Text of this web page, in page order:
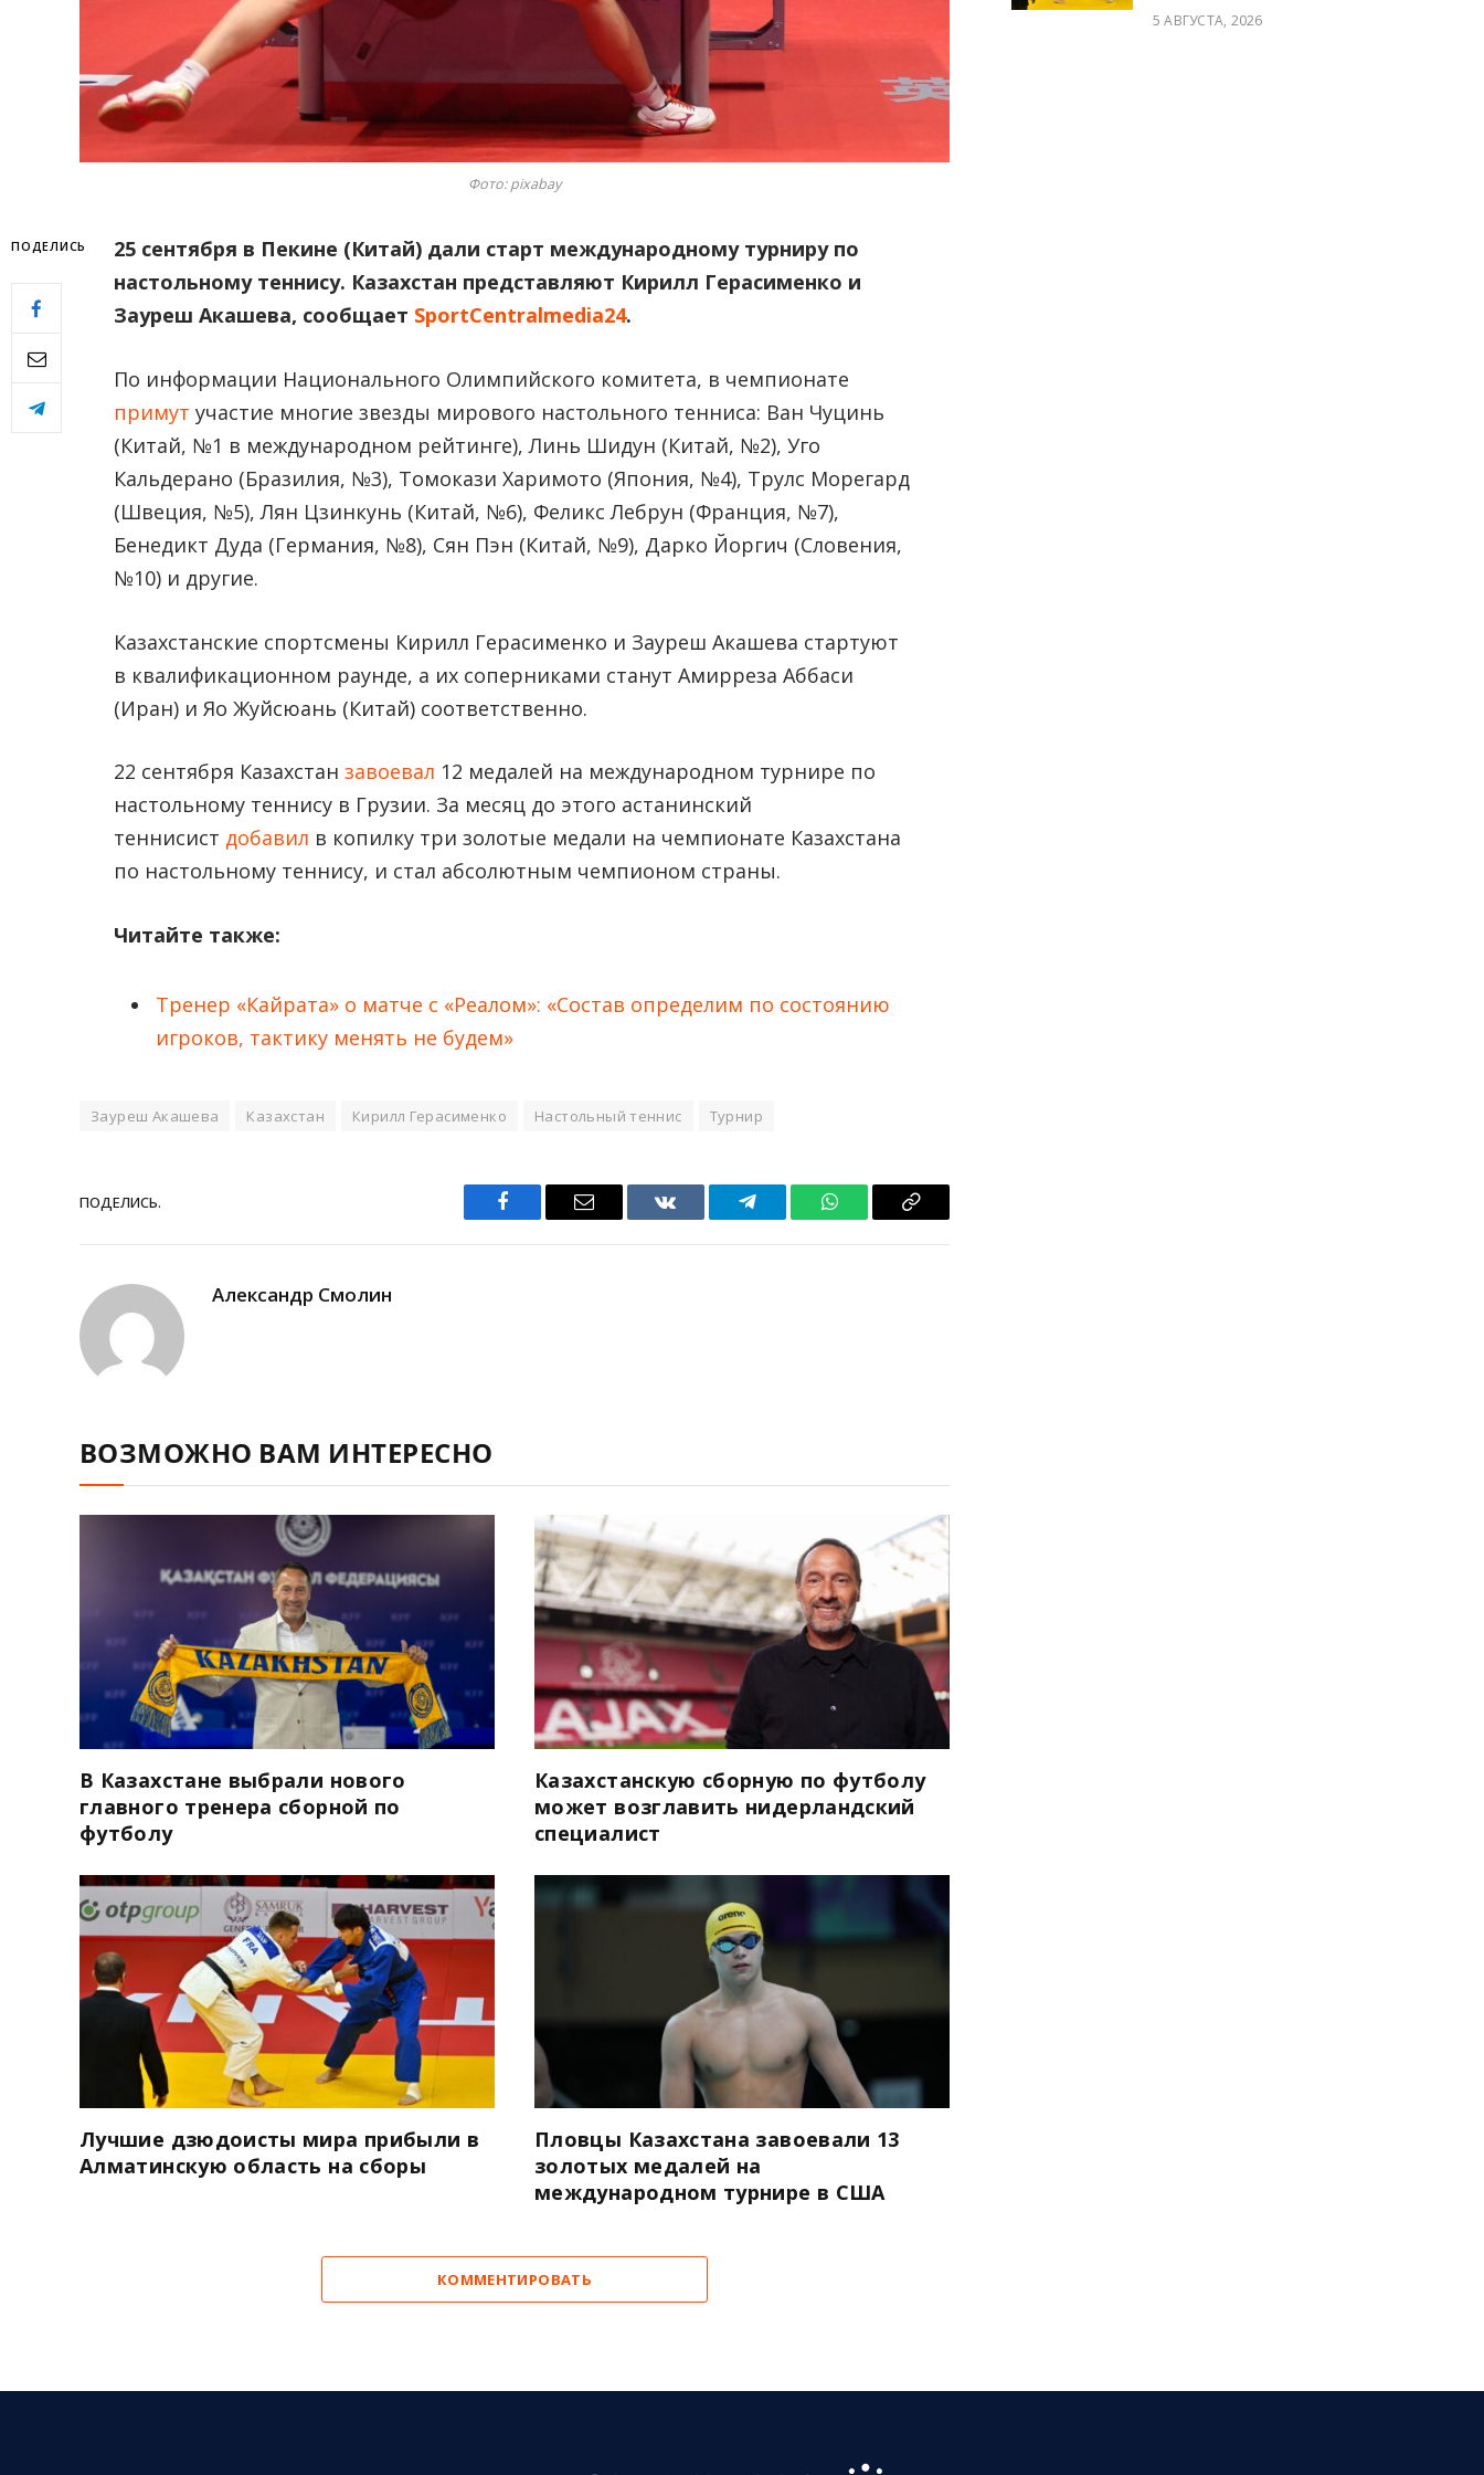
Фото: pixabay
ПОДЕЛИCЬ
25 сентября в Пекине (Китай) дали старт международному турниру по
настольному теннису. Казахстан представляют Кирилл Герасименко и
Зауреш Акашева, сообщает SportCentralmedia24.
По информации Национального Олимпийского комитета, в чемпионате
примут участие многие звезды мирового настольного тенниса: Ван Чуцинь
(Китай, №1 в международном рейтинге), Линь Шидун (Китай, №2), Уго
Кальдерано (Бразилия, №3), Томокази Харимото (Япония, №4), Трулс Морегард
(Швеция, №5), Лян Цзинкунь (Китай, №6), Феликс Лебрун (Франция, №7),
Бенедикт Дуда (Германия, №8), Сян Пэн (Китай, №9), Дарко Йоргич (Словения,
№10) и другие.
Казахстанские спортсмены Кирилл Герасименко и Зауреш Акашева стартуют
в квалификационном раунде, а их соперниками станут Амирреза Аббаси
(Иран) и Яо Жуйсюань (Китай) соответственно.
22 сентября Казахстан завоевал 12 медалей на международном турнире по
настольному теннису в Грузии. За месяц до этого астанинский
теннисист добавил в копилку три золотые медали на чемпионате Казахстана
по настольному теннису, и стал абсолютным чемпионом страны.
Читайте также:
Тренер «Кайрата» о матче с «Реалом»: «Состав определим по состоянию
игроков, тактику менять не будем»
Зауреш Акашева Казахстан Кирилл Герасименко Настольный теннис Турнир
ПОДЕЛИCЬ.
Facebook Email VKontakteTelegram WhatsAppCopy
Александр Смолин
ВОЗМОЖНО ВАМ ИНТЕРЕСНО
В Казахстане выбрали нового
главного тренера сборной по
футболу
Казахстанскую сборную по футболу
может возглавить нидерландский
специалист
Лучшие дзюдоисты мира прибыли в
Алматинскую область на сборы
Пловцы Казахстана завоевали 13
золотых медалей на
международном турнире в США
КОММЕНТИРОВАТЬ
5 АВГУСТА, 2026